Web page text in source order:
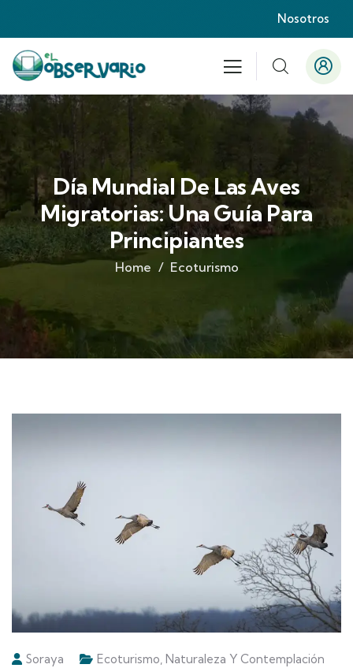
Nosotros
Día Mundial De Las Aves
Migratorias: Una Guía Para
Principiantes
Home Ecoturismo
Soraya Ecoturismo, Naturaleza Y Contemplación